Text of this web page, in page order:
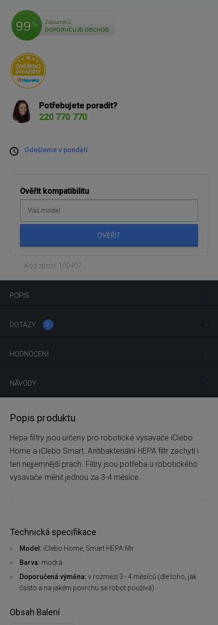
99 %
Zákazníků
DOPORUČUJE OBCHOD
Potřebujete poradit?
220 770 770
Odešleme v pondělí
Ověřit kompatibilitu
OVĚŘIT
Kód zboží: 100407
POPIS
DOTAZY 2
HODNOCENÍ
NÁVODY
Popis produktu
Hepa filtry jsou určeny pro robotické vysavače iClebo
Home a iClebo Smart. Antibakteriální HEPA filtr zachytí i
ten nejjemnější prach. Filtry jsou potřeba u robotického
vysavače měnit jednou za 3-4 měsíce.
Technická specifikace
Model: iClebo Home, Smart HEPA filtr
Barva: modrá
Doporučená výměna: v rozmezí 3 - 4 měsíců (dle toho, jak
často a na jakém povrchu se robot používá)
Obsah Balení